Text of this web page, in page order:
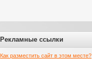
Рекламные ссылки
Как разместить сайт в этом месте?